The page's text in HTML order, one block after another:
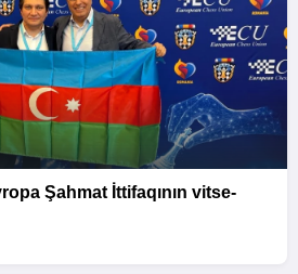
Şahmat İttifaqının vitse-